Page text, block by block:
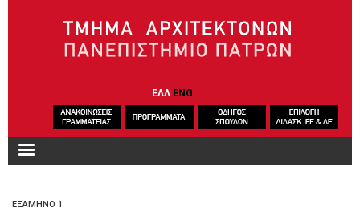
ΕΛΛ ENG
ΕΞΑΜΗΝΟ 1